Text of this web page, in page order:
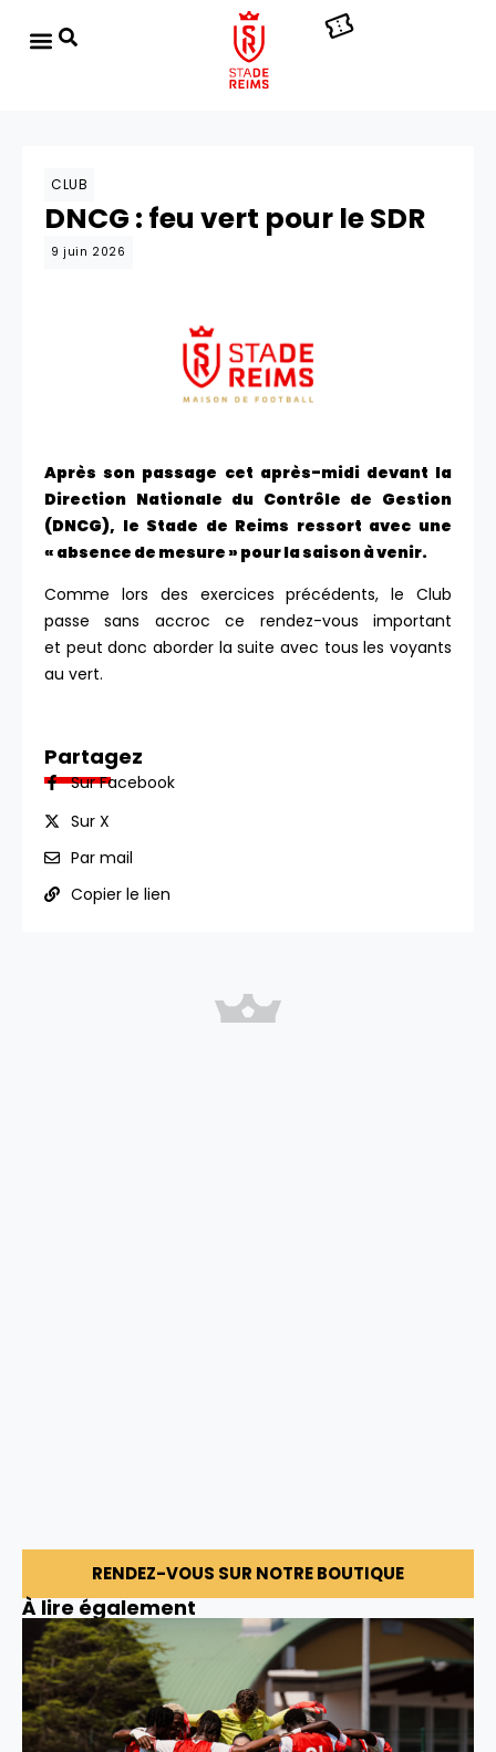
CLUB
DNCG : feu vert pour le SDR
9 juin 2026
Après son passage cet après-midi devant la
Direction Nationale du Contrôle de Gestion
(DNCG), le Stade de Reims ressort avec une
« absence de mesure » pour la saison à venir.
Comme lors des exercices précédents, le Club
passe sans accroc ce rendez-vous important
et peut donc aborder la suite avec tous les voyants
au vert.
Partagez
Sur Facebook
Sur X
Par mail
Copier le lien
RENDEZ-VOUS SUR NOTRE BOUTIQUE
À lire également